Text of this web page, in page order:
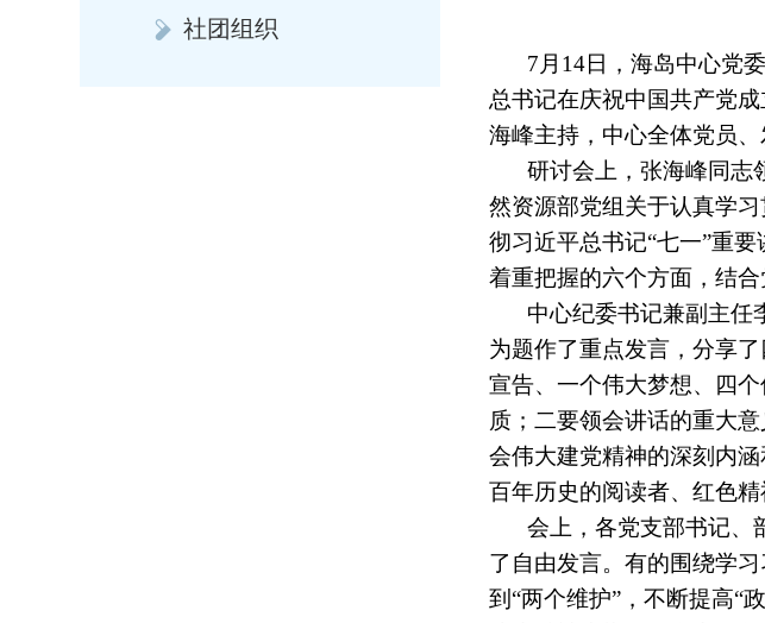
社团组织
7月14日，海岛中心党
总书记在庆祝中国共产党成
海峰主持， 中心全体党员
研讨会上，张海峰同志
然资源部党组关于认真学
彻习近平总书记“七一”重
着重把握的六个方面，结
中心纪委书记兼副主任
为题作了重点发言，分享
宣告、一个伟大梦想、四
质；二要领会讲话的重大
会伟大建党精神的深刻内
百年历史的阅读者、红色
会上，各党支部书记、
了自由发言。有的围绕学
到“两个维护”，不断提高“